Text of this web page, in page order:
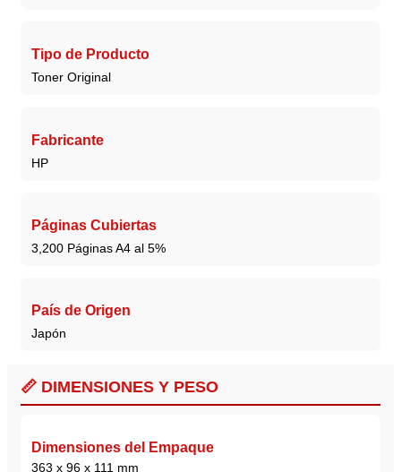
Tipo de Producto
Toner Original
Fabricante
HP
Páginas Cubiertas
3,200 Páginas A4 al 5%
País de Origen
Japón
📏 DIMENSIONES Y PESO
Dimensiones del Empaque
363 x 96 x 111 mm